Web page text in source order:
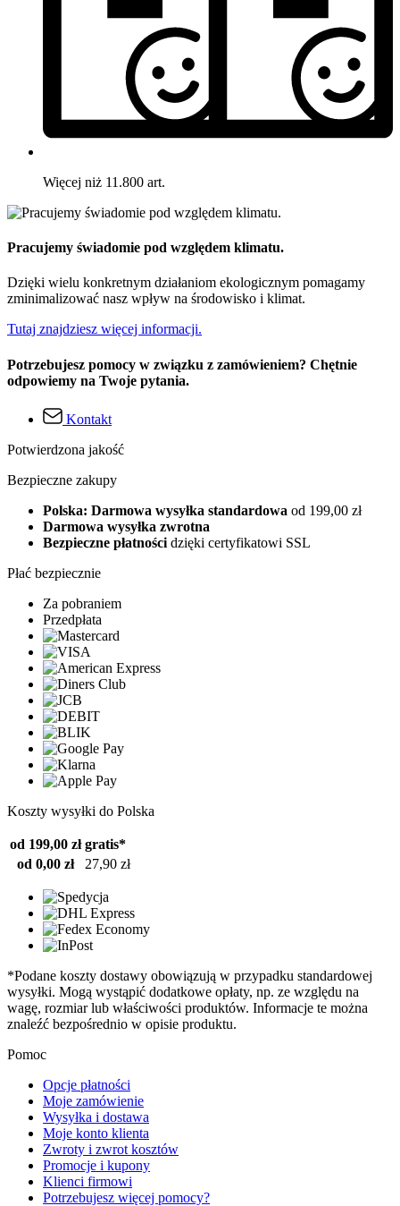
Więcej niż 11.800 art.
Pracujemy świadomie pod względem klimatu.
Dzięki wielu konkretnym działaniom ekologicznym pomagamy
zminimalizować nasz wpływ na środowisko i klimat.
Tutaj znajdziesz więcej informacji.
Potrzebujesz pomocy w związku z zamówieniem? Chętnie
odpowiemy na Twoje pytania.
Kontakt
Potwierdzona jakość
Bezpieczne zakupy
Polska: Darmowa wysyłka standardowa od 199,00 zł
Darmowa wysyłka zwrotna
Bezpieczne płatności dzięki certyfikatowi SSL
Płać bezpiecznie
Za pobraniem
Przedpłata
Koszty wysyłki do Polska
od 199,00 zł gratis*
od 0,00 zł
27,90 zł
*Podane koszty dostawy obowiązują w przypadku standardowej
wysyłki. Mogą wystąpić dodatkowe opłaty, np. ze względu na
wagę, rozmiar lub właściwości produktów. Informacje te można
znaleźć bezpośrednio w opisie produktu.
Pomoc
Opcje płatności
Moje zamówienie
Wysyłka i dostawa
Moje konto klienta
Zwroty i zwrot kosztów
Promocje i kupony
Klienci firmowi
Potrzebujesz więcej pomocy?